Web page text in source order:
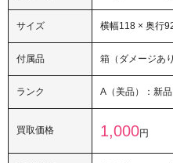
サイズ 横幅118 × 奥行
付属品 箱（ダメージあ
ランク A（美品）：新
買取価格 1,000円